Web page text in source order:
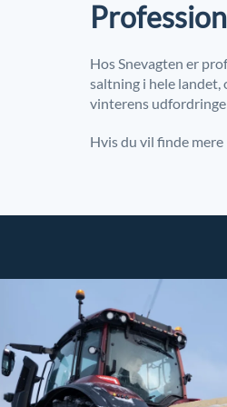
Hos Snevagten er
saltning i hele landet,
vinterens
Hvis du vil finde